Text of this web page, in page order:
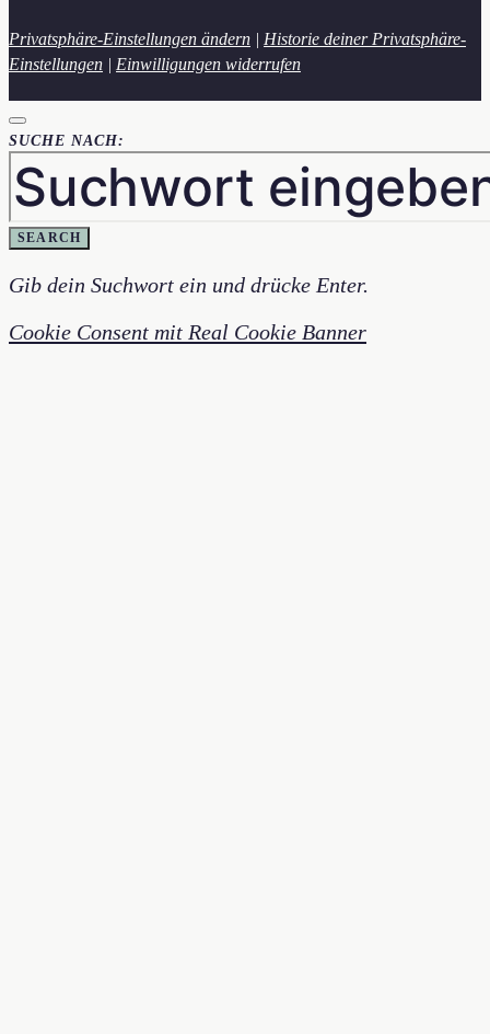
Privatsphäre-Einstellungen ändern
Historie deiner Privatsphäre-
Einstellungen
Einwilligungen widerrufen
SUCHE NACH:
SEARCH
Gib dein Suchwort ein und drücke Enter.
Cookie Consent mit Real Cookie Banner